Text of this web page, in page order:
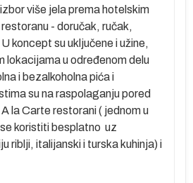
više jela prema hotelskim
- doručak, ručak,
koncept su uključene i užine,
lokacijama u određenom delu
i bezalkoholna pića i
su na raspolaganju pored
la Carte restorani ( jednom u
koristiti besplatno uz
riblji, italijanski i turska kuhinja) i